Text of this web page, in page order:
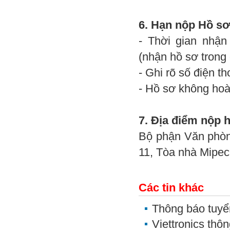
6. Hạn nộp Hồ
- Thời gian
(nhận hồ sơ
- Ghi rõ số điện
- Hồ sơ không
7. Địa điểm nộp
Bộ phận Văn
11, Tòa nhà
Các tin khác
Thông báo
Viettronics